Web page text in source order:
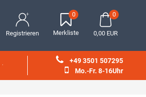
Registrieren
0
Merkliste
0
0,00 EUR
+49 3501 507295
Mo.-Fr. 8-16Uhr